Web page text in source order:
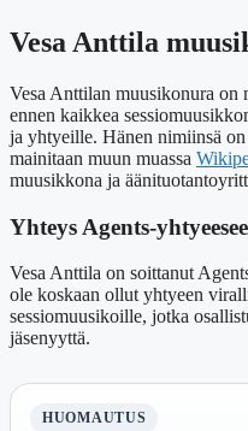
Vesa Anttila
Vesa Anttilan muusikonura on
ennen kaikkea
ja yhtyeille. Hänen nimiinsä
mainitaan muun muassa
muusikkona ja
Yhteys Agents-
Vesa Anttila on soittanut
ole koskaan ollut yhtyeen
sessiomuusikoille, jotka
jäsenyyttä.
HUOMAUTUS